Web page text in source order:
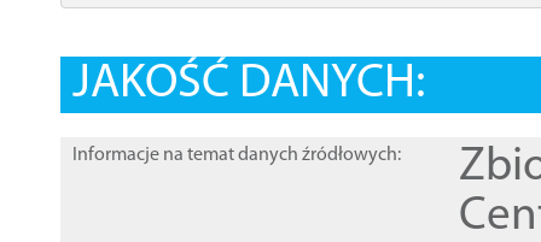
JAKOŚĆ DANYCH:
Informacje na temat danych źródłowych: